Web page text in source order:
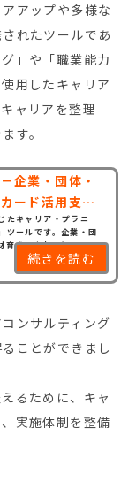
アップや多様な
れたツールであ
」や「職業能力
用したキャリア
ャリアを整理
す。
企業・団体・
ード活用支援
たキャリア・プラニ
ツールです。企業・団
育成・人事評価、モチ
学生のキャリア形成
ード活用に向け詳しく
者の方はお気軽にお
続きを読む
ンサルティング
ことができまし
るために、キャ
実施体制を整備